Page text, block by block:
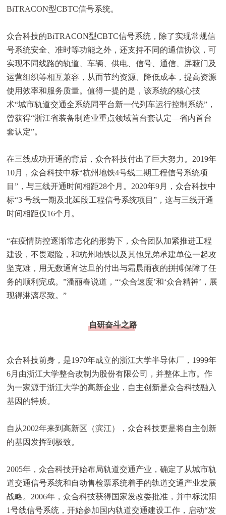
BiTRACON型CBTC信号系统。
众合科技的BiTRACON型CBTC信号系统，除了实现常规信
号系统安全、准时等功能之外，还支持不同的通信协议，可
实现不同线路的轨道、车辆、供电、信号、通信、屏蔽门及
运营组织等相互兼容，从而节约资源、降低成本，提高资源
使用效率和服务质量。值得一提的是，该系统的核心技
术“城市轨道交通全系统同平台新一代列车运行控制系统”，
曾获得“浙江省装备制造业重点领域首台套认定—省内首台
套认定”。
在三线成功开通的背后，众合科技付出了巨大努力。2019年
10月，众合科技中标“杭州地铁4号线二期工程信号系统项
目”，与三线开通时间相距28个月。2020年9月，众合科技中
标“3 号线一期及北延段工程信号系统项目”，这与三线开通
时间相距仅16个月。
“在疫情防控逐渐常态化的形势下，众合团队加紧推进工程
建设，不畏艰险，和杭州地铁以及其他兄弟承建单位一起攻
坚克难，用无数通宵达旦的付出与霜晨雨夜的拼搏保障了任
务的顺利完成。”潘丽春说道，“‘众合速度’和‘众合精神’，展
现得淋漓尽致。”
自研奋斗之路
众合科技前身，是1970年成立的浙江大学半导体厂，1999年
6月由浙江大学整合改制为股份有限公司，并整体上市。作
为一家源于浙江大学的高新企业，自主创新是众合科技融入
基因的特质。
自从2002年来到高新区（滨江），众合科技更是将自主创新
的基因发挥到极致。
2005年，众合科技开始布局轨道交通产业，确定了从城市轨
道交通信号系统和自动售检票系统着手的轨道交通产业发展
战略。2006年，众合科技获得国家发改委批准，并中标沈阳
1号线信号系统，开始参加国内轨道交通建设工作，启动“发